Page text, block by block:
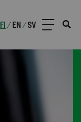
FI /EN /SV